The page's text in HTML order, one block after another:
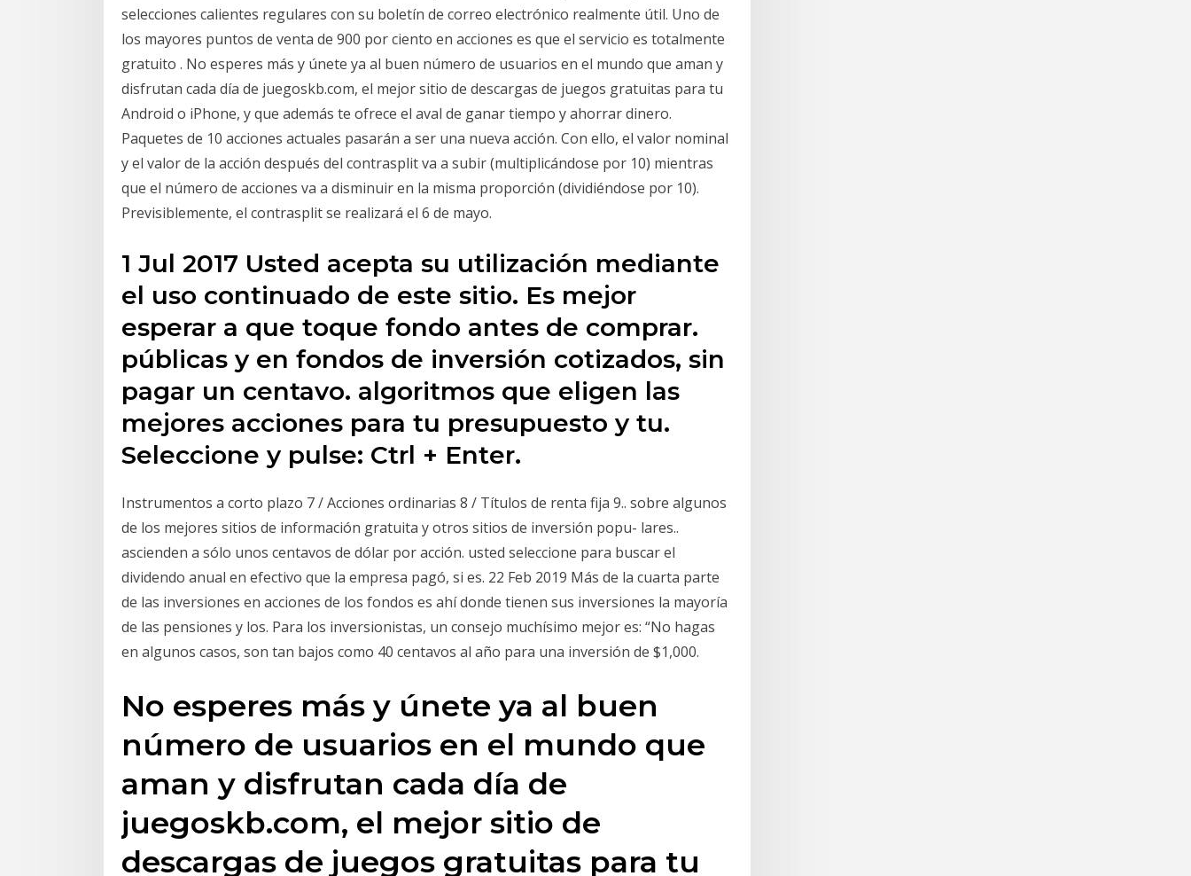
selecciones calientes regulares con su boletín de correo electrónico realmente útil. Uno de
los mayores puntos de venta de 900 por ciento en acciones es que el servicio es totalmente
gratuito . No esperes más y únete ya al buen número de usuarios en el mundo que aman y
disfrutan cada día de juegoskb.com, el mejor sitio de descargas de juegos gratuitas para tu
Android o iPhone, y que además te ofrece el aval de ganar tiempo y ahorrar dinero.
Paquetes de 10 acciones actuales pasarán a ser una nueva acción. Con ello, el valor nominal
y el valor de la acción después del contrasplit va a subir (multiplicándose por 10) mientras
que el número de acciones va a disminuir en la misma proporción (dividiéndose por 10).
Previsiblemente, el contrasplit se realizará el 6 de mayo.
1 Jul 2017 Usted acepta su utilización mediante
el uso continuado de este sitio. Es mejor
esperar a que toque fondo antes de comprar.
públicas y en fondos de inversión cotizados, sin
pagar un centavo. algoritmos que eligen las
mejores acciones para tu presupuesto y tu.
Seleccione y pulse: Ctrl + Enter.
Instrumentos a corto plazo 7 / Acciones ordinarias 8 / Títulos de renta fija 9.. sobre algunos
de los mejores sitios de información gratuita y otros sitios de inversión popu- lares..
ascienden a sólo unos centavos de dólar por acción. usted seleccione para buscar el
dividendo anual en efectivo que la empresa pagó, si es. 22 Feb 2019 Más de la cuarta parte
de las inversiones en acciones de los fondos es ahí donde tienen sus inversiones la mayoría
de las pensiones y los. Para los inversionistas, un consejo muchísimo mejor es: “No hagas
en algunos casos, son tan bajos como 40 centavos al año para una inversión de $1,000.
No esperes más y únete ya al buen
número de usuarios en el mundo que
aman y disfrutan cada día de
juegoskb.com, el mejor sitio de
descargas de juegos gratuitas para tu